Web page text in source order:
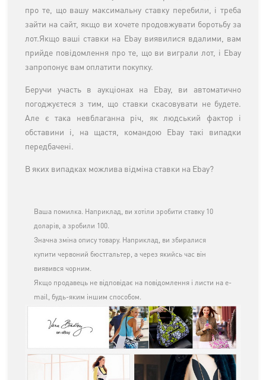
про те, що вашу максимальну ставку перебили, і треба
зайти на сайт, якщо ви хочете продовжувати боротьбу за
лот.Якщо ваші ставки на Ebay виявилися вдалими, вам
прийде повідомлення про те, що ви виграли лот, і Ebay
запропонує вам оплатити покупку.
Беручи участь в аукціонах на Ebay, ви автоматично
погоджуєтеся з тим, що ставки скасовувати не будете.
Але є така невблаганна річ, як людський фактор і
обставини і, на щастя, командою Ebay такі випадки
передбачені.
В яких випадках можлива відміна ставки на Ebay?
Ваша помилка. Наприклад, ви хотіли зробити ставку 10
доларів, а зробили 100.
Значна зміна опису товару. Наприклад, ви збиралися
купити червоний бюстгальтер, а через якийсь час він
виявився чорним.
Якщо продавець не відповідає на повідомлення і листи на e-
mail, будь-яким іншим способом.